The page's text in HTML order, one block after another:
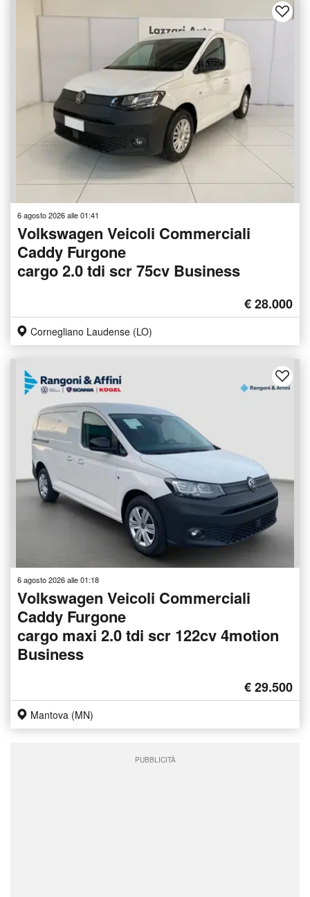
6 agosto 2026 alle 01:41
Volkswagen Veicoli Commerciali
Caddy Furgone
cargo 2.0 tdi scr 75cv Business
€ 28.000
Cornegliano Laudense (LO)
6 agosto 2026 alle 01:18
Volkswagen Veicoli Commerciali
Caddy Furgone
cargo maxi 2.0 tdi scr 122cv 4motion
Business
€ 29.500
Mantova (MN)
PUBBLICITÀ